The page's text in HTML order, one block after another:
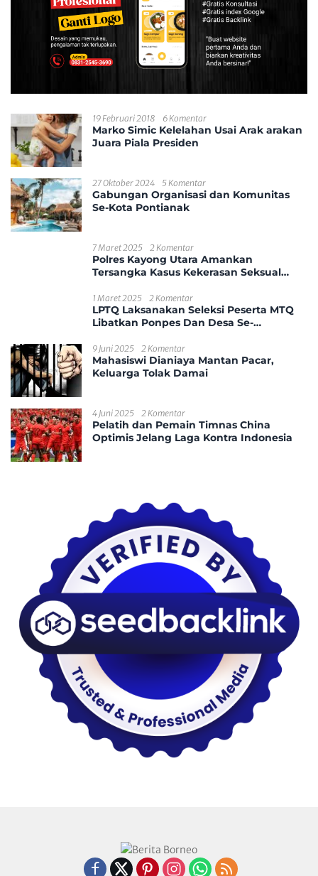
19 Februari 2018 6 Komentar
Marko Simic Kelelahan Usai Arak arakan
Juara Piala Presiden
27 Oktober 2024 5 Komentar
Gabungan Organisasi dan Komunitas
Se-Kota Pontianak
7 Maret 2025 2 Komentar
Polres Kayong Utara Amankan
Tersangka Kasus Kekerasan Seksual
1 Maret 2025 2 Komentar
LPTQ Laksanakan Seleksi Peserta MTQ
Libatkan Ponpes Dan Desa Se-
9 Juni 2025 2 Komentar
Mahasiswi Dianiaya Mantan Pacar,
Keluarga Tolak Damai
4 Juni 2025 2 Komentar
Pelatih dan Pemain Timnas China
Optimis Jelang Laga Kontra Indonesia